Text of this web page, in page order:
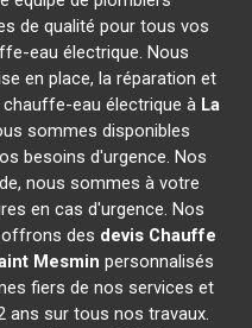
de qualité pour tous vos
eau électrique. Nous
en place, la réparation et
eau électrique à La
sommes disponibles
besoins d'urgence. Nos
nous sommes à votre
en cas d'urgence. Nos
des devis Chauffe
Mesmin personnalisés
fiers de nos services et
ans sur tous nos travaux.